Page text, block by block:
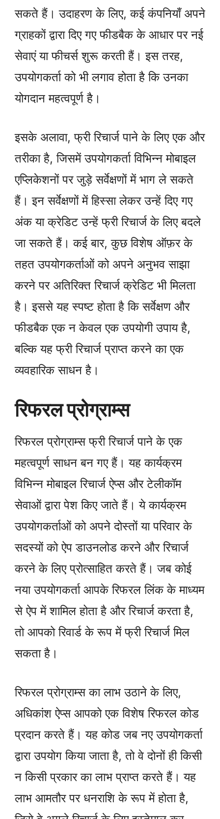
सकते हैं। उदाहरण के लिए, कई कंपनियाँ अपने
ग्राहकों द्वारा दिए गए फीडबैक के आधार पर नई
सेवाएं या फीचर्स शुरू करती हैं। इस तरह,
उपयोगकर्ता को भी लगाव होता है कि उनका
योगदान महत्वपूर्ण है।
इसके अलावा, फ्री रिचार्ज पाने के लिए एक और
तरीका है, जिसमें उपयोगकर्ता विभिन्न मोबाइल
एप्लिकेशनों पर जुड़े सर्वेक्षणों में भाग ले सकते
हैं। इन सर्वेक्षणों में हिस्सा लेकर उन्हें दिए गए
अंक या क्रेडिट उन्हें फ्री रिचार्ज के लिए बदले
जा सकते हैं। कई बार, कुछ विशेष ऑफ़र के
तहत उपयोगकर्ताओं को अपने अनुभव साझा
करने पर अतिरिक्त रिचार्ज क्रेडिट भी मिलता
है। इससे यह स्पष्ट होता है कि सर्वेक्षण और
फीडबैक एक न केवल एक उपयोगी उपाय है,
बल्कि यह फ्री रिचार्ज प्राप्त करने का एक
व्यवहारिक साधन है।
रिफरल प्रोग्राम्स
रिफरल प्रोग्राम्स फ्री रिचार्ज पाने के एक
महत्वपूर्ण साधन बन गए हैं। यह कार्यक्रम
विभिन्न मोबाइल रिचार्ज ऐप्स और टेलीकॉम
सेवाओं द्वारा पेश किए जाते हैं। ये कार्यक्रम
उपयोगकर्ताओं को अपने दोस्तों या परिवार के
सदस्यों को ऐप डाउनलोड करने और रिचार्ज
करने के लिए प्रोत्साहित करते हैं। जब कोई
नया उपयोगकर्ता आपके रिफरल लिंक के माध्यम
से ऐप में शामिल होता है और रिचार्ज करता है,
तो आपको रिवार्ड के रूप में फ्री रिचार्ज मिल
सकता है।
रिफरल प्रोग्राम्स का लाभ उठाने के लिए,
अधिकांश ऐप्स आपको एक विशेष रिफरल कोड
प्रदान करते हैं। यह कोड जब नए उपयोगकर्ता
द्वारा उपयोग किया जाता है, तो वे दोनों ही किसी
न किसी प्रकार का लाभ प्राप्त करते हैं। यह
लाभ आमतौर पर धनराशि के रूप में होता है,